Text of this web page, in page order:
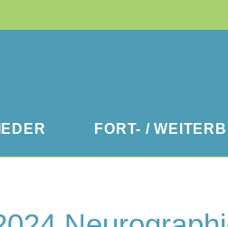
FORT- /